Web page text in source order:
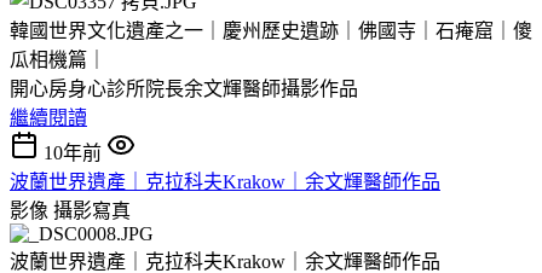
韓國世界文化遺產之一｜慶州歷史遺跡｜佛國寺｜石痷窟｜傻
瓜相機篇｜
開心房身心診所院長余文輝醫師攝影作品
繼續閱讀
10年前
波蘭世界遺產｜克拉科夫Krakow｜余文輝醫師作品
影像 攝影寫真
波蘭世界遺產｜克拉科夫Krakow｜余文輝醫師作品